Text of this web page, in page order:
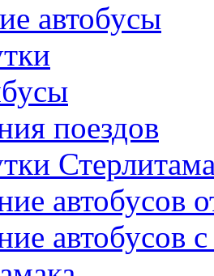
автобусы
поездов
автобусов
автобусов